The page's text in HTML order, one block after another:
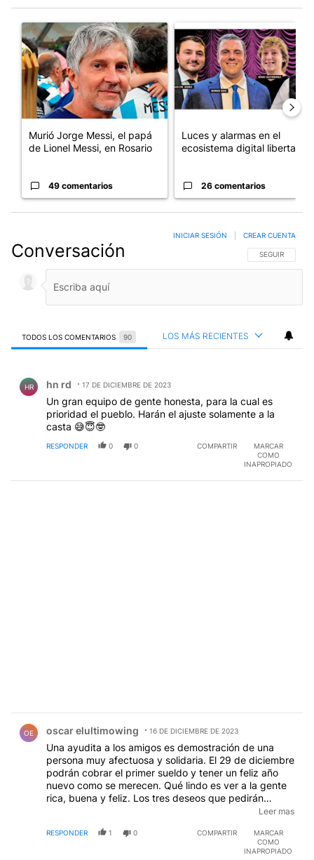
Un artículo de tendencia con el título "Murió Jorge Messi, el
Murió Jorge Messi, el papá
de Lionel Messi, en Rosario
49 comentarios
Un artículo de tendencia con
Luces y alarmas en el
ecosistema digital libertario
26 comentarios
Conversación SIGA ESTA
SEGUIR
INICIAR SESIÓN CREAR CUENTA
TODOS LOS COMENTARIOS 90 LOS MÁS RECIENTES
HR hn rd 17 DE DICIEMBRE DE 2023
Un gran equipo de gente honesta, para la cual es
prioridad el pueblo. Harán el ajuste solamente a la
casta 😅😇🤓
RESPONDER 0 0 COMPARTIR
MARCAR
COMO
INAPROPIADO
OE oscar elultimowing 16 DE DICIEMBRE DE 2023
Una ayudita a los amigos es demostración de una
persona muy afectuosa y solidaria. El 29 de diciembre
podrán cobrar el primer sueldo y tener un feliz año
nuevo como se merecen. Qué lindo es ver a la gente
rica, buena y feliz. Los tres deseos que pedirán
tarifas y por el aumento irrefrenable de los alimentos.
Leer mas
RESPONDER 1 0 COMPARTIR
MARCAR
COMO
INAPROPIADO